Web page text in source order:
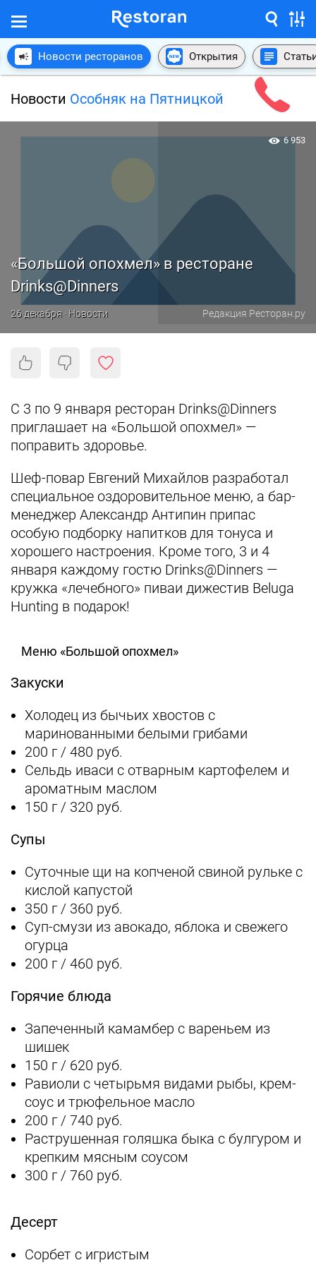
Новости ресторанов Открытия
Новости Особняк на Пятницкой
«Большой опохмел» в ресторане
Drinks@Dinners
26 декабря · Новости Редакция Ресторан.ру
6 953
С 3 по 9 января ресторан Drinks@Dinners
приглашает на «Большой опохмел» —
поправить здоровье.
Шеф-повар Евгений Михайлов разработал
специальное оздоровительное меню, а бар-
менеджер Александр Антипин припас
особую подборку напитков для тонуса и
хорошего настроения. Кроме того, 3 и 4
января каждому гостю Drinks@Dinners —
кружка «лечебного» пиваи дижестив Beluga
Hunting в подарок!
Меню «Большой опохмел»
Закуски
Холодец из бычьих хвостов с
маринованными белыми грибами
200 г / 480 руб.
Сельдь иваси с отварным картофелем и
ароматным маслом
150 г / 320 руб.
Супы
Суточные щи на копченой свиной рульке с
кислой капустой
350 г / 360 руб.
Суп-смузи из авокадо, яблока и свежего
огурца
200 г / 460 руб.
Горячие блюда
Запеченный камамбер с вареньем из
шишек
150 г / 620 руб.
Равиоли с четырьмя видами рыбы, крем-
соус и трюфельное масло
200 г / 740 руб.
Раструшенная голяшка быка с булгуром и
крепким мясным соусом
300 г / 760 руб.
Десерт
Сорбет с игристым